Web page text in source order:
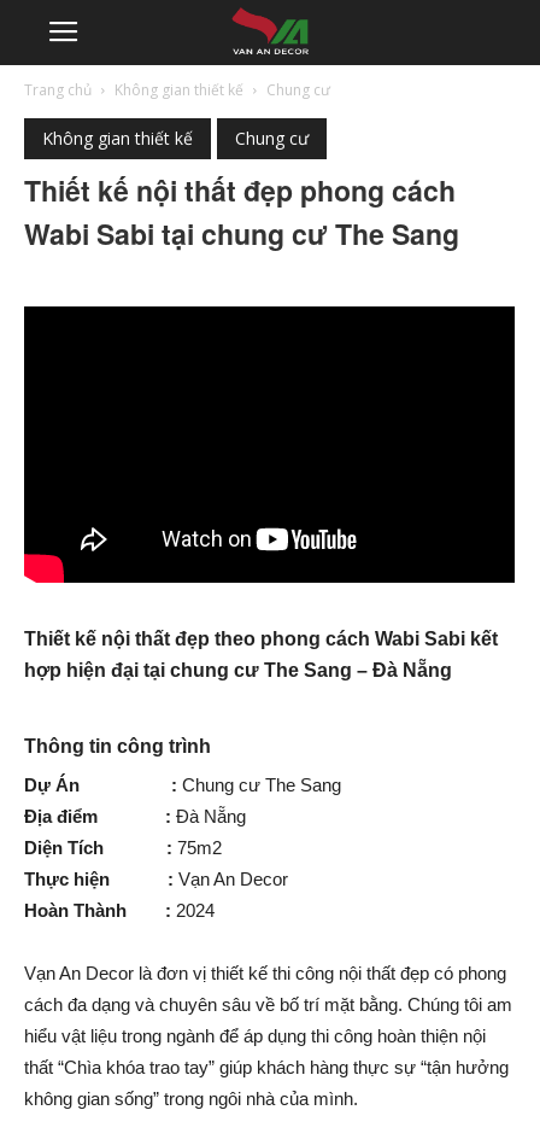
Trang chủ Không gian thiết kế Chung cư
Không gian thiết kế Chung cư
Thiết kế nội thất đẹp phong cách
Wabi Sabi tại chung cư The Sang
Thiết kế nội thất đẹp theo phong cách Wabi Sabi kết
hợp hiện đại tại chung cư The Sang – Đà Nẵng
Thông tin công trình
Dự Án :Chung cư The Sang
Địa điểm : Đà Nẵng
Diện Tích :75m2
Thực hiện :Vạn An Decor
Hoàn Thành : 2024
Vạn An Decor là đơn vị thiết kế thi công nội thất đẹp có phong
cách đa dạng và chuyên sâu về bố trí mặt bằng. Chúng tôi am
hiểu vật liệu trong ngành để áp dụng thi công hoàn thiện nội
thất “Chìa khóa trao tay” giúp khách hàng thực sự “tận hưởng
không gian sống” trong ngôi nhà của mình.